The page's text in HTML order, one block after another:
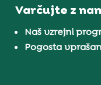
Varčujte z
Naš vzrejni
Pogosta